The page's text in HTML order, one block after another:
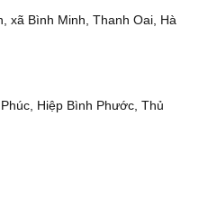
xã Bình Minh, Thanh Oai, Hà
Hiệp Bình Phước, Thủ